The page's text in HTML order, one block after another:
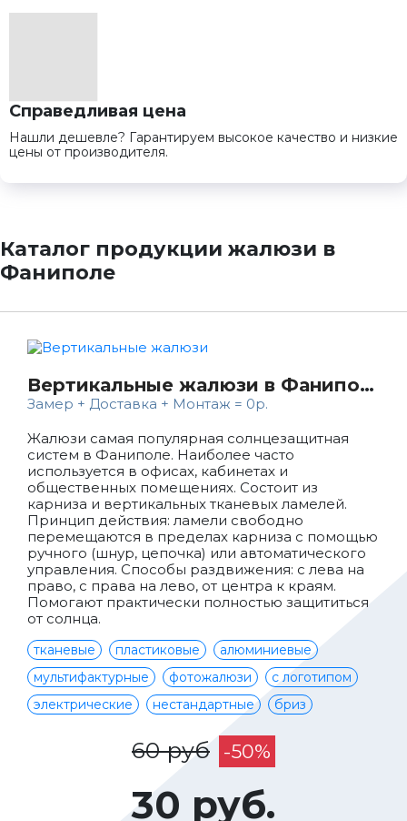
Справедливая цена
Нашли дешевле? Гарантируем высокое качество и низкие
цены от производителя.
Каталог продукции жалюзи в
Фаниполе
Вертикальные жалюзи в Фаниполе
Замер + Доставка + Монтаж = 0р.
Жалюзи самая популярная солнцезащитная
систем в Фаниполе. Наиболее часто
используется в офисах, кабинетах и
общественных помещениях. Состоит из
карниза и вертикальных тканевых ламелей.
Принцип действия: ламели свободно
перемещаются в пределах карниза с помощью
ручного (шнур, цепочка) или автоматического
управления. Способы раздвижения: с лева на
право, с права на лево, от центра к краям.
Помогают практически полностью защититься
от солнца.
тканевые пластиковые
алюминиевые
мультифактурные
фотожалюзи
с логотипом
электрические
нестандартные бриз
60 руб -50%
30 руб.